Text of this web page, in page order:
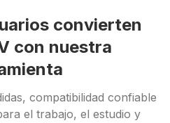
convierten
con nuestra
compatibilidad confiable
el trabajo, el estudio y